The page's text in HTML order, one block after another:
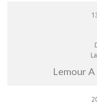
Lemour